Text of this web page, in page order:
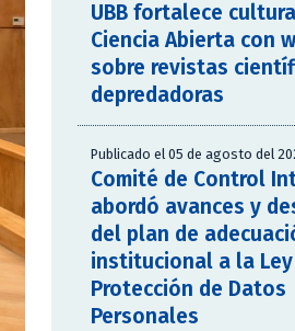
UBB fortalece
Ciencia Abierta con
sobre revistas
depredadoras
Publicado el 05 de agosto del
Comité de Control
abordó avances y
del plan de
institucional a la
Protección de Datos
Personales